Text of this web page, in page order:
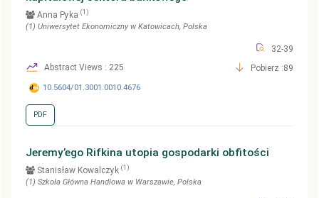
Anna Pyka (1)
(1) Uniwersytet Ekonomiczny w Katowicach, Polska
32-39
Abstract Views : 225
Pobierz :89
10.5604/01.3001.0010.4676
PDF
Jeremy’ego Rifkina utopia gospodarki obfitości
Stanisław Kowalczyk (1)
(1) Szkoła Główna Handlowa w Warszawie, Polska